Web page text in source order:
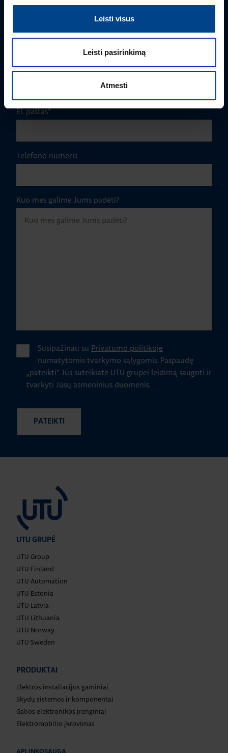
Leisti visus
Leisti pasirinkimą
Atmesti
Įmonė
El. paštas*
Telefono numeris
Kuo mes galime Jums padėti?
Susipažinau su Privatumo politikoje
numatytomis tvarkymo sąlygomis. Paspaudę
„pateikti" Jūs suteikiate UTU grupei leidimą saugoti ir
tvarkyti Jūsų asmeninius duomenis.
UTU GRUPĖ
UTU Group
UTU Finland
UTU Automation
UTU Estonia
UTU Latvia
UTU Lithuania
UTU Norway
UTU Sweden
PRODUKTAI
Elektros instaliacijos gaminiai
Skydų sistemos ir komponentai
Galios elektronikos įrenginiai
Elektromobilio įkrovimas